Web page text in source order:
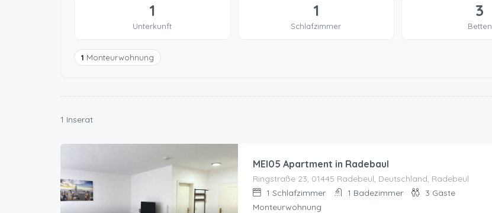
1
Unterkunft
1
Schlafzimmer
3
Betten
1 Monteurwohnung
1 Inserat
MEI05 Apartment in Radebaul
Ringstraße 23, 01445 Radebeul, Deutschland, Radebeul
1 Schlafzimmer 1 Badezimmer 3 Gäste
Monteurwohnung